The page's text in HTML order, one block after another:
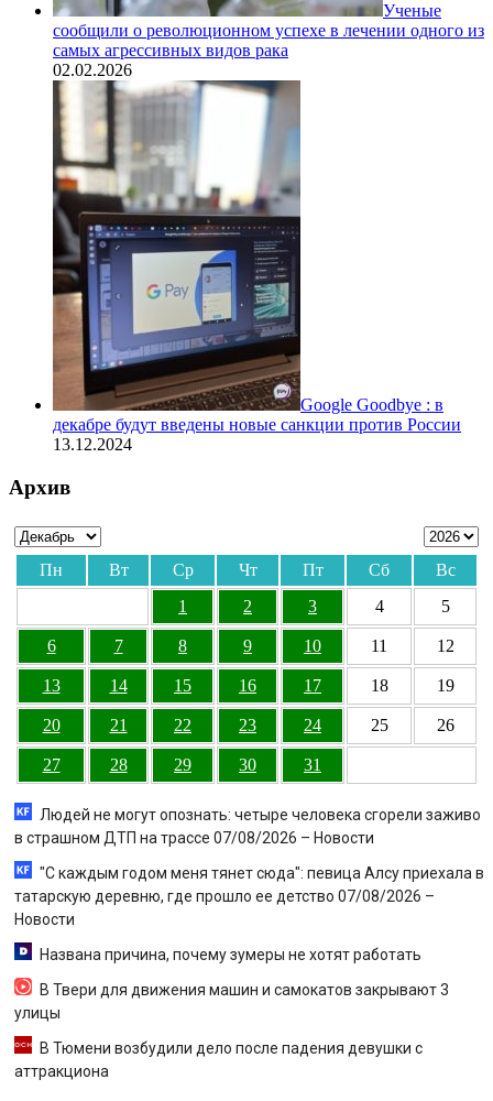
Ученые
сообщили о революционном успехе в лечении одного из
самых агрессивных видов рака
02.02.2026
Google Goodbye : в
декабре будут введены новые санкции против России
13.12.2024
Архив
Пн Вт Ср Чт Пт Сб
Вс
1
2 3 4 5
6 7 8 9 10 11 12
13 14 15 16 17 18 19
20 21 22 23 24 25 26
27 28 29 30 31
Людей не могут опознать: четыре человека сгорели заживо
в страшном ДТП на трассе 07/08/2026 – Новости
"С каждым годом меня тянет сюда": певица Алсу приехала в
татарскую деревню, где прошло ее детство 07/08/2026 –
Новости
Названа причина, почему зумеры не хотят работать
В Твери для движения машин и самокатов закрывают 3
улицы
В Тюмени возбудили дело после падения девушки с
аттракциона